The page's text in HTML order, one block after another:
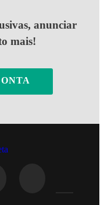
anunciar
mais!